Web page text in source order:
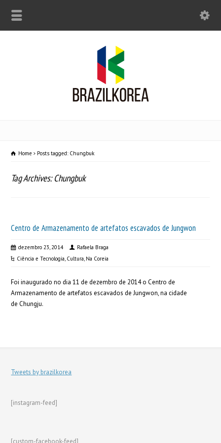
Home Posts tagged: Chungbuk
Tag Archives: Chungbuk
Centro de Armazenamento de artefatos escavados de Jungwon
dezembro 23, 2014
Rafaela Braga
Ciência e Tecnologia, Cultura, Na Coreia
Foi inaugurado no dia 11 de dezembro de 2014 o Centro de
Armazenamento de artefatos escavados de Jungwon, na cidade
de Chungju.
Tweets by brazilkorea
[instagram-feed]
[custom-facebook-feed]